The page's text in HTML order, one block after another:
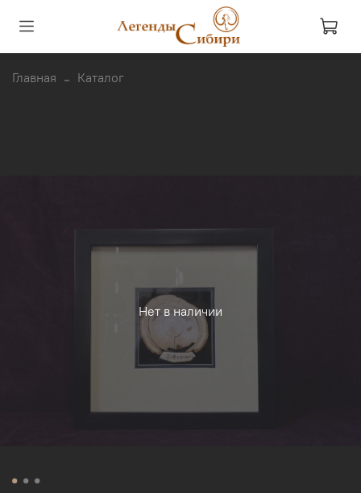
Главная Каталог
Нет в наличии